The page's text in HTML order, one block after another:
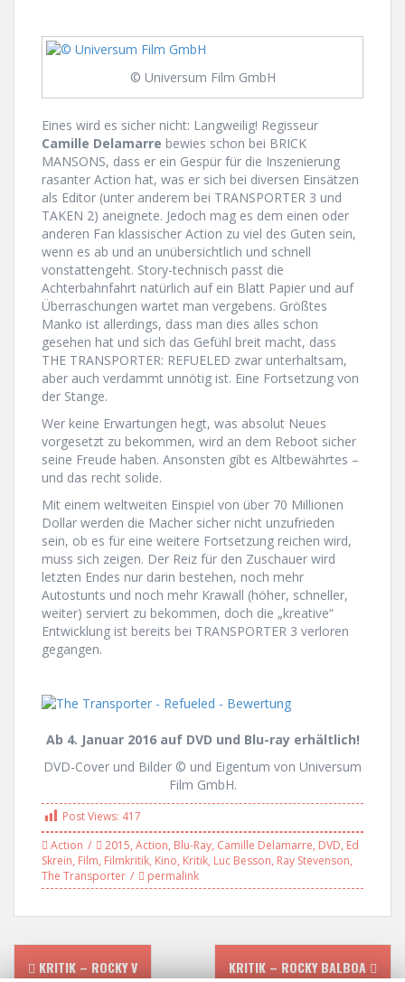
© Universum Film GmbH
Eines wird es sicher nicht: Langweilig! Regisseur
Camille Delamarre bewies schon bei BRICK
MANSONS, dass er ein Gespür für die Inszenierung
rasanter Action hat, was er sich bei diversen Einsätzen
als Editor (unter anderem bei TRANSPORTER 3 und
TAKEN 2) aneignete. Jedoch mag es dem einen oder
anderen Fan klassischer Action zu viel des Guten sein,
wenn es ab und an unübersichtlich und schnell
vonstattengeht. Story-technisch passt die
Achterbahnfahrt natürlich auf ein Blatt Papier und auf
Überraschungen wartet man vergebens. Größtes
Manko ist allerdings, dass man dies alles schon
gesehen hat und sich das Gefühl breit macht, dass
THE TRANSPORTER: REFUELED zwar unterhaltsam,
aber auch verdammt unnötig ist. Eine Fortsetzung von
der Stange.
Wer keine Erwartungen hegt, was absolut Neues
vorgesetzt zu bekommen, wird an dem Reboot sicher
seine Freude haben. Ansonsten gibt es Altbewährtes –
und das recht solide.
Mit einem weltweiten Einspiel von über 70 Millionen
Dollar werden die Macher sicher nicht unzufrieden
sein, ob es für eine weitere Fortsetzung reichen wird,
muss sich zeigen. Der Reiz für den Zuschauer wird
letzten Endes nur darin bestehen, noch mehr
Autostunts und noch mehr Krawall (höher, schneller,
weiter) serviert zu bekommen, doch die „kreative“
Entwicklung ist bereits bei TRANSPORTER 3 verloren
gegangen.
Ab 4. Januar 2016 auf DVD und Blu-ray erhältlich!
DVD-Cover und Bilder © und Eigentum von Universum
Film GmbH.
Post Views: 417
Action
2015, Action, Blu-Ray, Camille Delamarre, DVD, Ed
Skrein, Film, Filmkritik, Kino, Kritik, Luc Besson, Ray Stevenson,
The Transporter
permalink
KRITIK – ROCKY V KRITIK – ROCKY BALBOA